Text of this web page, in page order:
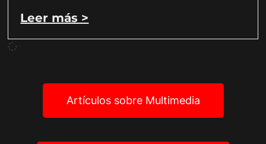
Leer más >
Artículos sobre Multimedia